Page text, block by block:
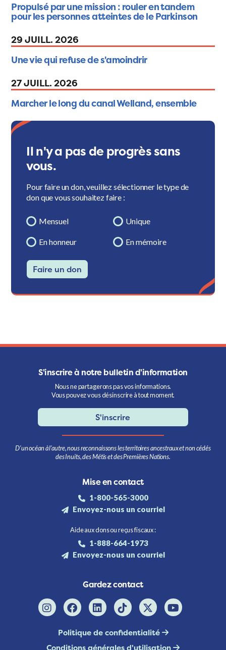
Propulsé par une mission : rouler en tandem
pour les personnes atteintes de le Parkinson
29 JUILL. 2026
Une vie qui refuse de s'amoindrir
27 JUILL. 2026
Marcher le long du canal Welland, ensemble
Il n'y a pas de progrès sans
vous.
Pour faire un don, veuillez sélectionner le type de
don que vous souhaitez faire :
Mensuel Unique
En honneur En mémoire
Faire un don
S'inscrire à notre bulletin d'information
Nous ne partagerons pas vos informations.
Vous pouvez vous désinscrire à tout moment.
S'inscrire
D’un océan à l’autre, nous reconnaissons les territoires ancestraux et non cédés
des Inuits, des Métis et des Premières Nations.
Mise en contact
1-800-565-3000
Envoyez-nous un courriel
Aide aux dons ou reçus fiscaux :
1-888-664-1973
Envoyez-nous un courriel
Gardez contact
Politique de confidentialité
Conditions générales d'utilisation